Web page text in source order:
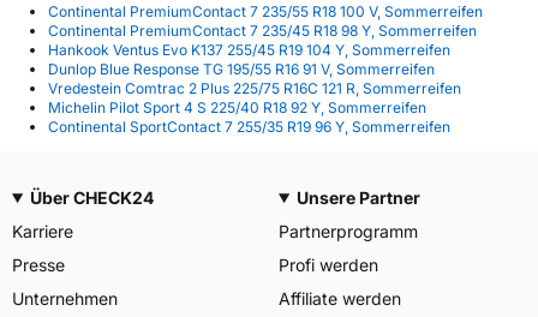
Continental PremiumContact 7 235/55 R18 100 V, Sommerreifen
Continental PremiumContact 7 235/45 R18 98 Y, Sommerreifen
Hankook Ventus Evo K137 255/45 R19 104 Y, Sommerreifen
Dunlop Blue Response TG 195/55 R16 91 V, Sommerreifen
Vredestein Comtrac 2 Plus 225/75 R16C 121 R, Sommerreifen
Michelin Pilot Sport 4 S 225/40 R18 92 Y, Sommerreifen
Continental SportContact 7 255/35 R19 96 Y, Sommerreifen
Über CHECK24
Karriere
Presse
Unternehmen
Unsere Partner
Partnerprogramm
Profi werden
Affiliate werden